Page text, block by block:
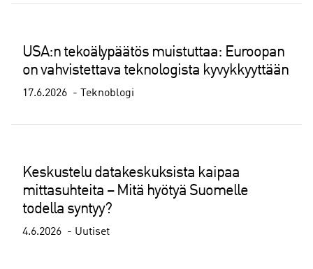
USA:n tekoälypäätös muistuttaa: Euroopan
on vahvistettava teknologista kyvykkyyttään
17.6.2026 Teknoblogi
Keskustelu datakeskuksista kaipaa
mittasuhteita – Mitä hyötyä Suomelle
todella syntyy?
4.6.2026 Uutiset